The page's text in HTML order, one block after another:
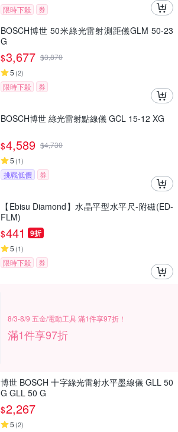
限時下殺 券
BOSCH博世 50米綠光雷射測距儀GLM 50-23
G
$3,677 $3,870
5 (2)
限時下殺 券
BOSCH博世 綠光雷射點線儀 GCL 15-12 XG
$4,589 $4,730
5 (1)
挑戰低價 券
【Ebisu Diamond】水晶平型水平尺-附磁(ED-
FLM)
$441 9折
5 (1)
限時下殺 券
8/3-8/9 五金/電動工具 滿1件享97折！
滿1件享97折
博世 BOSCH 十字綠光雷射水平墨線儀 GLL 50
G GLL 50 G
$2,267
5 (2)